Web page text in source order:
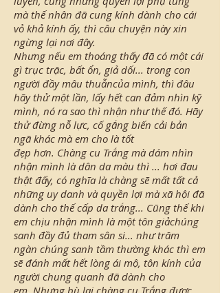
mà thế nhân đã cung kính dành cho cái
vỏ khả kính ấy, thì câu chuyện này xin
ngừng lại nơi đây.
Nhưng nếu em thoáng thấy đã có một cái
gì trục trặc, bất ổn, giả dối... trong con
người đầy mâu thuẫncủa mình, thì đâu
hãy thử một lần, lấy hết can đảm nhìn kỹ
mình, nó ra sao thì nhận như thế đó. Hãy
thử đừng nỗ lực, cố gắng biến cải bản
ngã khác mà em cho là tốt
đẹp hơn. Chàng cu Trắng mà dám nhìn
nhận mình là dân da màu thì ... hơi đau
thật đấy, có nghĩa là chàng sẽ mất tất cả
những uy danh và quyền lợi mà xã hội đã
dành cho thế cấp da trắng... Cũng thế khi
em chịu nhận mình là một tôn giảchúng
sanh đầy đủ tham sân si... như trăm
ngàn chúng sanh tầm thường khác thì em
sẽ đánh mất hết lòng ái mộ, tôn kính của
người chung quanh đã dành cho
em. Nhưng bù lại chàng cu Trắng được